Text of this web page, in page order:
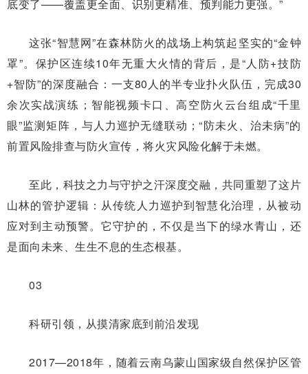
底变了——覆盖更全面、识别更精准、预判能力更强。”
这张“智慧网”在森林防火的战场上构筑起坚实的“金钟
罩”。保护区连续10年无重大火情的背后，是“人防+技防
+智防”的深度融合：一支80人的半专业扑火队伍，完成30
余次实战演练；智能视频卡口、高空防火云台组成“千里
眼”监测矩阵，与人力巡护无缝联动；“防未火、治未病”的
前置风险排查与防火宣传，将火灾风险化解于未燃。
至此，科技之力与守护之汗深度交融，共同重塑了这片
山林的管护逻辑：从传统人力巡护到智慧化治理，从被动
应对到主动预警。它守护的，不仅是当下的绿水青山，还
是面向未来、生生不息的生态根基。
03
科研引领，从摸清家底到前沿发现
2017—2018年，随着云南乌蒙山国家级自然保护区管